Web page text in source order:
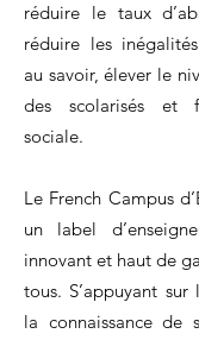
réduire le taux
réduire les
au savoir, élever le
des scolarisés et
sociale.
Le French Campus
un label
innovant et haut de
tous. S’appuyant
la connaissance de